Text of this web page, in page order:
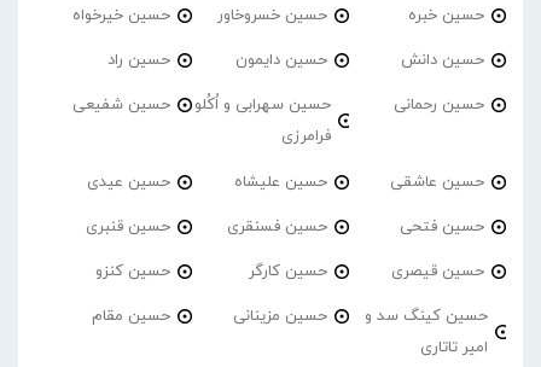
حسین خبره حسین خسروخاور حسین خیرخواه
حسین دانش حسین دایمون حسین راد
حسین رحمانی
حسین سهرابی و اُکُلو
فرامرزی
حسین شفیعی
حسین عاشقی حسین علیشاه حسین عیدی
حسین فتحی حسین فسنقری حسین قنبری
حسین قیصری حسین کارگر حسین کنزو
حسین کینگ سد و
امیر تاتاری
حسین مزینانی حسین مقام